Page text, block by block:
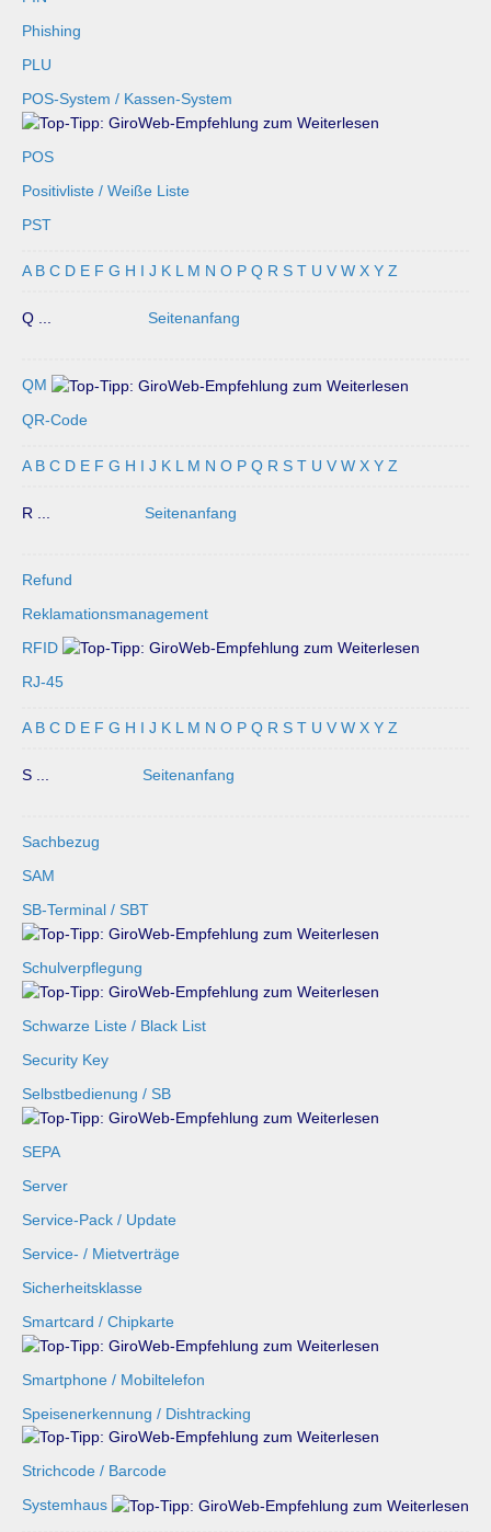
Phishing
PLU
POS-System / Kassen-System
POS
Positivliste / Weiße Liste
PST
A B C D E F G H I J K L M N O P Q R S T U V W X Y Z
Q ... Seitenanfang
QM
QR-Code
A B C D E F G H I J K L M N O P Q R S T U V W X Y Z
R ... Seitenanfang
Refund
Reklamationsmanagement
RFID
RJ-45
A B C D E F G H I J K L M N O P Q R S T U V W X Y Z
S ... Seitenanfang
Sachbezug
SAM
SB-Terminal / SBT
Schulverpflegung
Schwarze Liste / Black List
Security Key
Selbstbedienung / SB
SEPA
Server
Service-Pack / Update
Service- / Mietverträge
Sicherheitsklasse
Smartcard / Chipkarte
Smartphone / Mobiltelefon
Speisenerkennung / Dishtracking
Strichcode / Barcode
Systemhaus